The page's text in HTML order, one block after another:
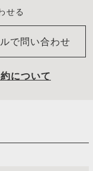
せる
で問い合わせ
について